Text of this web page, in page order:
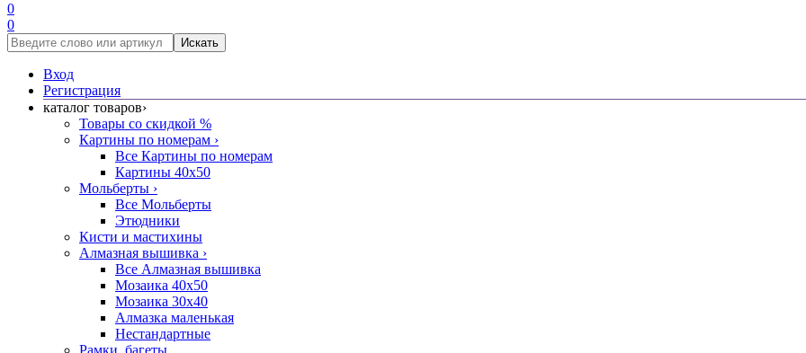
0
0
Искать
Вход
Регистрация
каталог товаров›
Товары со скидкой %
Картины по номерам ›
Все Картины по номерам
Картины 40x50
Мольберты ›
Все Мольберты
Этюдники
Кисти и мастихины
Алмазная вышивка ›
Все Алмазная вышивка
Мозаика 40x50
Мозаика 30x40
Алмазка маленькая
Нестандартные
Рамки, багеты